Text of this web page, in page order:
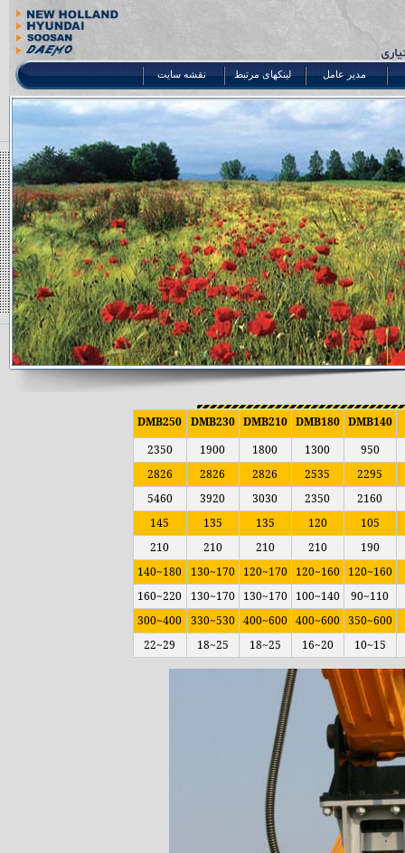
مدیر عامل لینکهای مرتبط نقشه سایت
DMB140
DMB180
DMB210
DMB230
DMB250
950
1300
1800
1900
2350
2295
2535
2826
2826
2826
2160
2350
3030
3920
5460
105
120
135
135
145
190
210
210
210
210
120~160
120~160
120~170
130~170
140~180
90~110
100~140
130~170
130~170
160~220
350~600
400~600
400~600
330~530
300~400
10~15
16~20
18~25
18~25
22~29